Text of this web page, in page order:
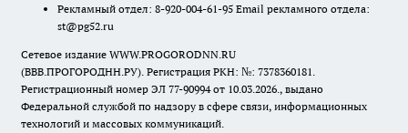
Рекламный отдел: 8-920-004-61-95 Email рекламного отдела:
st@pg52.ru
Сетевое издание WWW.PROGORODNN.RU
(ВВВ.ПРОГОРОДНН.РУ). Регистрация РКН: №: 7378360181.
Регистрационный номер ЭЛ 77-90994 от 10.03.2026., выдано
Федеральной службой по надзору в сфере связи, информационных
технологий и массовых коммуникаций.